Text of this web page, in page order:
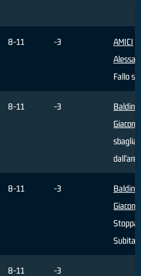
8-11 -3
AMICI
Fallo
8-11 -3
Baldini
dall'area
8-11 -3
Baldini
Subita
8-11 -3